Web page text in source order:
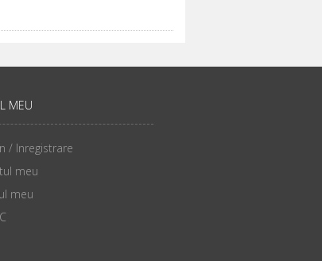
MEU
/ Inregistrare
meu
meu